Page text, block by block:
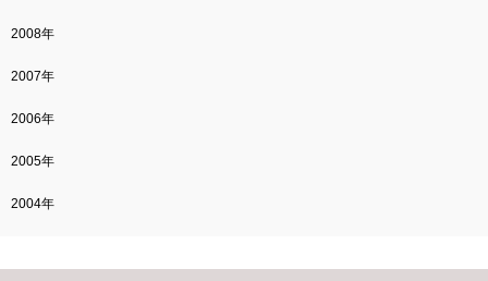
2008年
2007年
2006年
2005年
2004年